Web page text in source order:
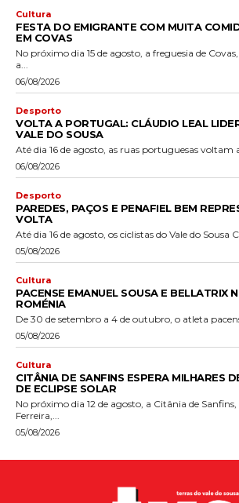
Cultura
FESTA DO EMIGRANTE COM MUITA
EM COVAS
No próximo dia 15 de agosto, a freguesia de
a...
06/08/2026
Desporto
VOLTA A PORTUGAL: CLÁUDIO LEAL
VALE DO SOUSA
Até dia 16 de agosto, as ruas portuguesas voltam a
06/08/2026
Desporto
PAREDES, PAÇOS E PENAFIEL BEM
VOLTA
Até dia 16 de agosto, os ciclistas do Vale do Sousa
05/08/2026
Cultura
PACENSE EMANUEL SOUSA E BELLATRIX
ROMÉNIA
De 30 de setembro a 4 de outubro, o atleta
05/08/2026
Cultura
CITÂNIA DE SANFINS ESPERA MILHARES
DE ECLIPSE SOLAR
No próximo dia 12 de agosto, a Citânia de
Ferreira,...
05/08/2026